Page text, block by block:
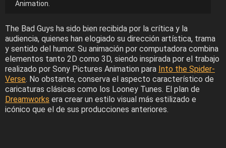
Animation.
The Bad Guys ha sido bien recibida por la crítica y la
audiencia, quienes han elogiado su dirección artística, trama
y sentido del humor. Su animación por computadora combina
elementos tanto 2D como 3D, siendo inspirada por el trabajo
realizado por Sony Pictures Animation para Into the Spider-
Verse. No obstante, conserva el aspecto característico de
caricaturas clásicas como los Looney Tunes. El plan de
Dreamworks era crear un estilo visual más estilizado e
icónico que el de sus producciones anteriores.